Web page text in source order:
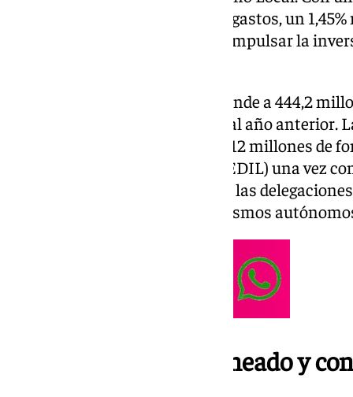
en ingresos y 594,9 millones en gastos, un
buscan garantizar estabilidad, impulsar la
El presupuesto municipal asciende a 444,2
incremento del 0,21% respecto al año anterior.
millones, a los que se sumarán 12 millones de
de Desarrollo Integrado Local (EDIL) una vez
millones serán gestionados por las
destinarán a empresas y organismos
Un ayuntamiento saneado y